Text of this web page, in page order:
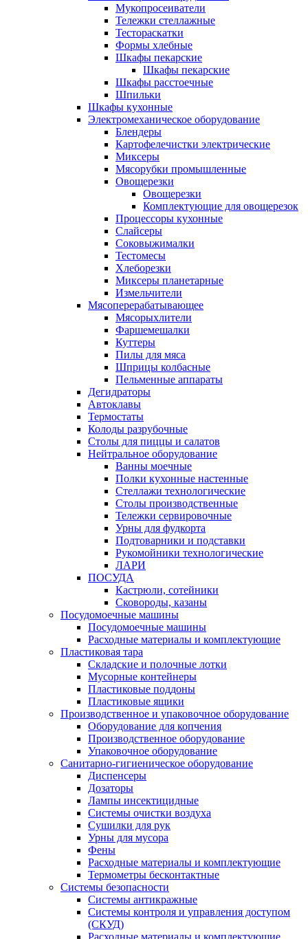
Мукопросеиватели
Тележки стеллажные
Тестораскатки
Формы хлебные
Шкафы пекарские
Шкафы пекарские
Шкафы расстоечные
Шпильки
Шкафы кухонные
Электромеханическое оборудование
Блендеры
Картофелечистки электрические
Миксеры
Мясорубки промышленные
Овощерезки
Овощерезки
Комплектующие для овощерезок
Процессоры кухонные
Слайсеры
Соковыжималки
Тестомесы
Хлеборезки
Миксеры планетарные
Измельчители
Мясоперерабатывающее
Мясорыхлители
Фаршемешалки
Куттеры
Пилы для мяса
Шприцы колбасные
Пельменные аппараты
Дегидраторы
Автоклавы
Термостаты
Колоды разрубочные
Столы для пиццы и салатов
Нейтральное оборудование
Ванны моечные
Полки кухонные настенные
Стеллажи технологические
Столы производственные
Тележки сервировочные
Урны для фудкорта
Подтоварники и подставки
Рукомойники технологические
ЛАРИ
ПОСУДА
Кастрюли, сотейники
Сковороды, казаны
Посудомоечные машины
Посудомоечные машины
Расходные материалы и комплектующие
Пластиковая тара
Складские и полочные лотки
Мусорные контейнеры
Пластиковые поддоны
Пластиковые ящики
Производственное и упаковочное оборудование
Оборудование для копчения
Производственное оборудование
Упаковочное оборудование
Санитарно-гигиеническое оборудование
Диспенсеры
Дозаторы
Лампы инсектицидные
Системы очистки воздуха
Сушилки для рук
Урны для мусора
Фены
Расходные материалы и комплектующие
Термометры бесконтактные
Системы безопасности
Системы антикражные
Системы контроля и управления доступом
(СКУД)
Расходные материалы и комплектующие